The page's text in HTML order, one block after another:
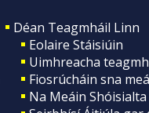
Déan Teagmháil Linn
Eolaire Stáisiúin
Uimhreacha
Fiosrúcháin sna
Na Meáin Shóisialta